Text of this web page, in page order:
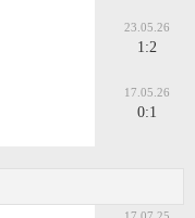
23.05.26
1:2
17.05.26
0:1